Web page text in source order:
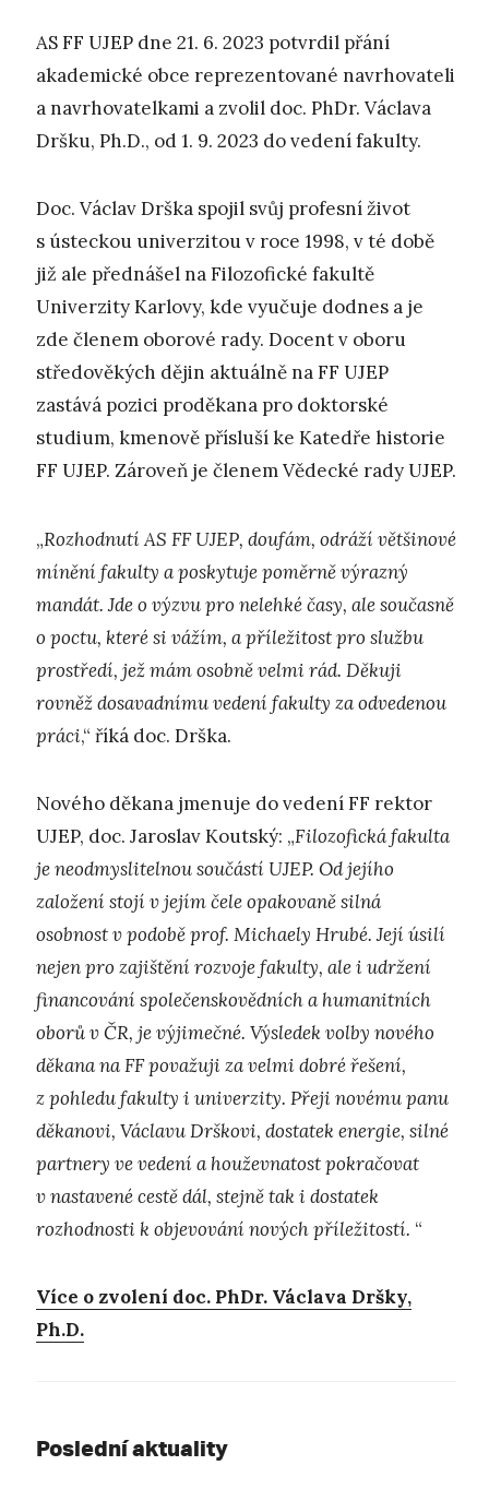
AS FF UJEP dne 21. 6. 2023 potvrdil přání
akademické obce reprezentované navrhovateli
a navrhovatelkami a zvolil doc. PhDr. Václava
Dršku, Ph.D., od 1. 9. 2023 do vedení fakulty.
Doc. Václav Drška spojil svůj profesní život
s ústeckou univerzitou v roce 1998, v té době
již ale přednášel na Filozofické fakultě
Univerzity Karlovy, kde vyučuje dodnes a je
zde členem oborové rady. Docent v oboru
středověkých dějin aktuálně na FF UJEP
zastává pozici proděkana pro doktorské
studium, kmenově přísluší ke Katedře historie
FF UJEP. Zároveň je členem Vědecké rady UJEP.
„Rozhodnutí AS FF UJEP, doufám, odráží většinové
mínění fakulty a poskytuje poměrně výrazný
mandát. Jde o výzvu pro nelehké časy, ale současně
o poctu, které si vážím, a příležitost pro službu
prostředí, jež mám osobně velmi rád. Děkuji
rovněž dosavadnímu vedení fakulty za odvedenou
práci,“ říká doc. Drška.
Nového děkana jmenuje do vedení FF rektor
UJEP, doc. Jaroslav Koutský: „Filozofická fakulta
je neodmyslitelnou součástí UJEP. Od jejího
založení stojí v jejím čele opakovaně silná
osobnost v podobě prof. Michaely Hrubé. Její úsilí
nejen pro zajištění rozvoje fakulty, ale i udržení
financování společenskovědních a humanitních
oborů v ČR, je výjimečné. Výsledek volby nového
děkana na FF považuji za velmi dobré řešení,
z pohledu fakulty i univerzity. Přeji novému panu
děkanovi, Václavu Drškovi, dostatek energie, silné
partnery ve vedení a houževnatost pokračovat
v nastavené cestě dál, stejně tak i dostatek
rozhodnosti k objevování nových příležitostí. “
Více o zvolení doc. PhDr. Václava Dršky,
Ph.D.
Poslední aktuality